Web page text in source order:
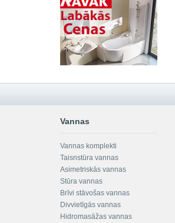
Vannas
Vannas komplekti
Taisnstūra vannas
Asimetriskās vannas
Stūra vannas
Brīvi stāvošas vannas
Divvietīgās vannas
Hidromasāžas vannas